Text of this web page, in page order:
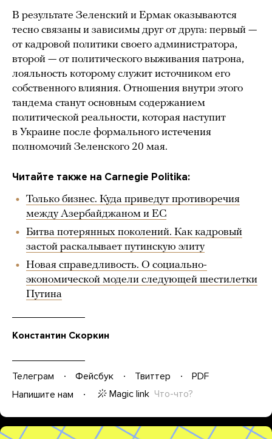
В результате Зеленский и Ермак оказываются
тесно связаны и зависимы друг от друга: первый —
от кадровой политики своего администратора,
второй — от политического выживания патрона,
лояльность которому служит источником его
собственного влияния. Отношения внутри этого
тандема станут основным содержанием
политической реальности, которая наступит
в Украине после формального истечения
полномочий Зеленского 20 мая.
Читайте также на Carnegie Politika:
Только бизнес. Куда приведут противоречия
между Азербайджаном и ЕС
Битва потерянных поколений. Как кадровый
застой раскалывает путинскую элиту
Новая справедливость. О социально-
экономической модели следующей шестилетки
Путина
Константин Скоркин
Телеграм Фейсбук Твиттер
PDF
Напишите нам
Magic link Что-что?